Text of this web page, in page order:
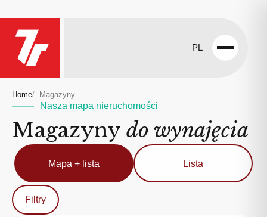
PL
Open
Home Magazyny
Nasza mapa nieruchomości
Magazyny do wynajęcia
Mapa + lista Lista
Filtry